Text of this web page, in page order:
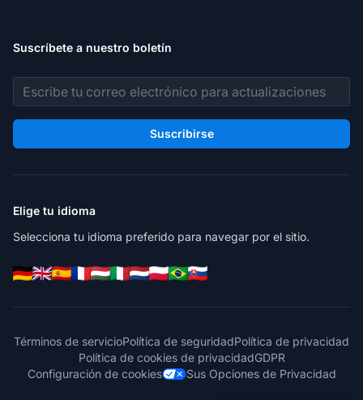
Suscríbete a nuestro boletín
Dirección de correo electrónico
Suscribirse
Elige tu idioma
Selecciona tu idioma preferido para navegar por el sitio.
Términos de servicioPolítica de seguridadPolítica de privacidad
Política de cookies de privacidadGDPR
Configuración de cookies
Sus Opciones de Privacidad